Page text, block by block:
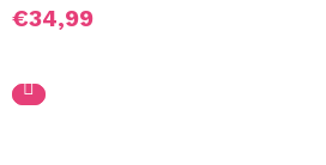
€34,99